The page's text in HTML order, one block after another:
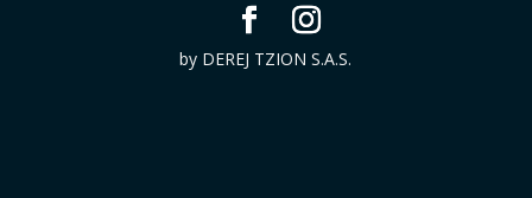
by DEREJ TZION S.A.S.